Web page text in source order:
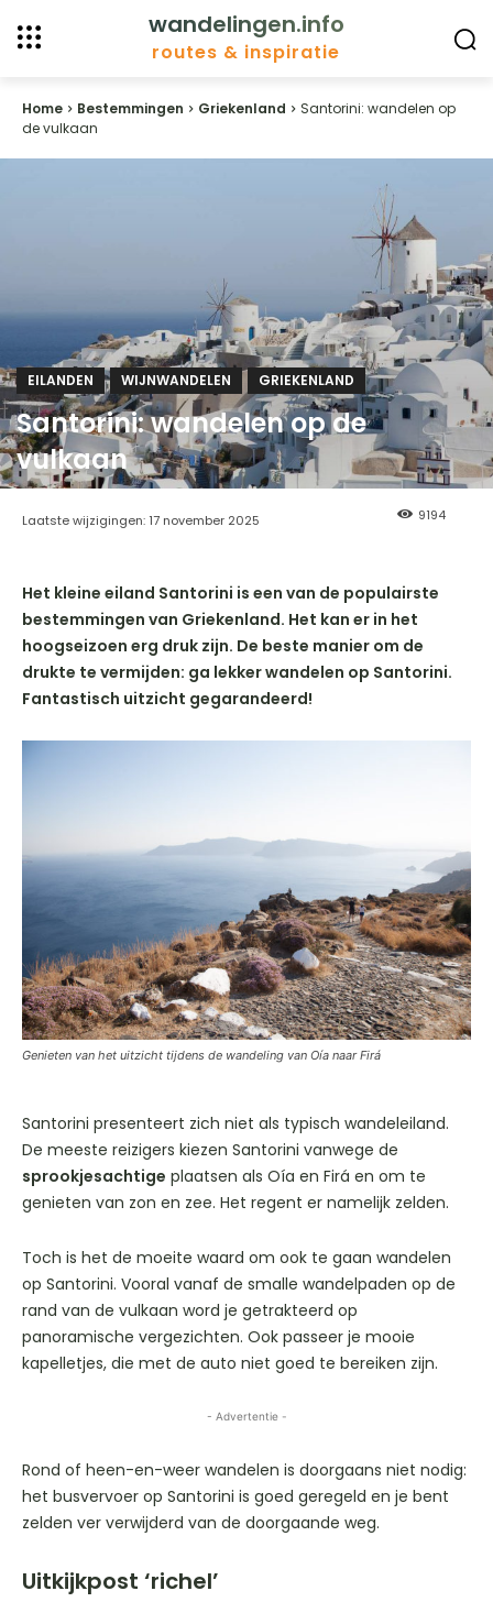
wandelingen.info
routes & inspiratie
Home Bestemmingen Griekenland
Santorini: wandelen op
de vulkaan
EILANDEN WIJNWANDELEN GRIEKENLAND
Santorini: wandelen op de
vulkaan
Laatste wijzigingen: 17 november 2025 9194
Het kleine eiland Santorini is een van de populairste
bestemmingen van Griekenland. Het kan er in het
hoogseizoen erg druk zijn. De beste manier om de
drukte te vermijden: ga lekker wandelen op Santorini.
Fantastisch uitzicht gegarandeerd!
Genieten van het uitzicht tijdens de wandeling van Oía naar Firá
Santorini presenteert zich niet als typisch wandeleiland.
De meeste reizigers kiezen Santorini vanwege de
sprookjesachtige plaatsen als Oía en Firá en om te
genieten van zon en zee. Het regent er namelijk zelden.
Toch is het de moeite waard om ook te gaan wandelen
op Santorini. Vooral vanaf de smalle wandelpaden op de
rand van de vulkaan word je getrakteerd op
panoramische vergezichten. Ook passeer je mooie
kapelletjes, die met de auto niet goed te bereiken zijn.
- Advertentie -
Rond of heen-en-weer wandelen is doorgaans niet nodig:
het busvervoer op Santorini is goed geregeld en je bent
zelden ver verwijderd van de doorgaande weg.
Uitkijkpost ‘richel’